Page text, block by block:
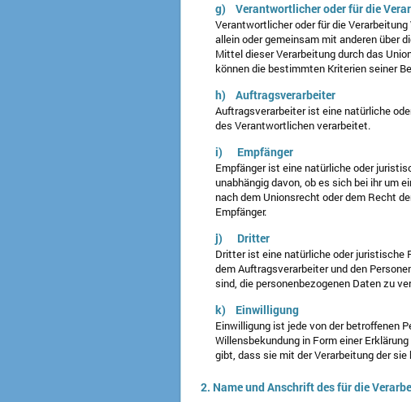
g) Verantwortlicher oder für die
Verantwortlicher oder für die
allein oder gemeinsam mit anderen über
Mittel dieser Verarbeitung durch das
können die bestimmten Kriterien seiner
h) Auftragsverarbeiter
Auftragsverarbeiter ist eine natürliche
des Verantwortlichen verarbeitet.
i) Empfänger
Empfänger ist eine natürliche oder
unabhängig davon, ob es sich bei ihr um
nach dem Unionsrecht oder dem Recht
Empfänger.
j) Dritter
Dritter ist eine natürliche oder juristische
dem Auftragsverarbeiter und den
sind, die personenbezogenen Daten zu
k) Einwilligung
Einwilligung ist jede von der betroffenen
Willensbekundung in Form einer
gibt, dass sie mit der Verarbeitung der
2. Name und Anschrift des für die